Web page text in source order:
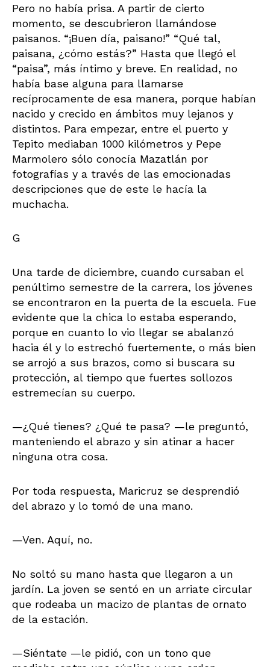
Pero no había prisa. A partir de cierto
momento, se descubrieron llamándose
paisanos. “¡Buen día, paisano!” “Qué tal,
paisana, ¿cómo estás?” Hasta que llegó el
“paisa”, más íntimo y breve. En realidad, no
había base alguna para llamarse
recíprocamente de esa manera, porque habían
nacido y crecido en ámbitos muy lejanos y
distintos. Para empezar, entre el puerto y
Tepito mediaban 1000 kilómetros y Pepe
Marmolero sólo conocía Mazatlán por
fotografías y a través de las emocionadas
descripciones que de este le hacía la
muchacha.
G
Una tarde de diciembre, cuando cursaban el
penúltimo semestre de la carrera, los jóvenes
se encontraron en la puerta de la escuela. Fue
evidente que la chica lo estaba esperando,
porque en cuanto lo vio llegar se abalanzó
hacia él y lo estrechó fuertemente, o más bien
se arrojó a sus brazos, como si buscara su
protección, al tiempo que fuertes sollozos
estremecían su cuerpo.
—¿Qué tienes? ¿Qué te pasa? —le preguntó,
manteniendo el abrazo y sin atinar a hacer
ninguna otra cosa.
Por toda respuesta, Maricruz se desprendió
del abrazo y lo tomó de una mano.
—Ven. Aquí, no.
No soltó su mano hasta que llegaron a un
jardín. La joven se sentó en un arriate circular
que rodeaba un macizo de plantas de ornato
de la estación.
—Siéntate —le pidió, con un tono que